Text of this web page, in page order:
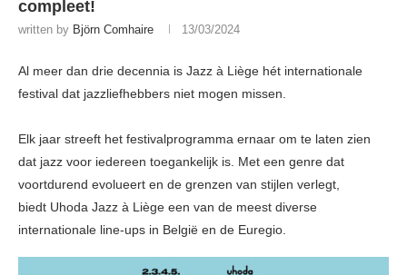
compleet!
written by Björn Comhaire 13/03/2024
Al meer dan drie decennia is Jazz à Liège hét internationale
festival dat jazzliefhebbers niet mogen missen.
Elk jaar streeft het festivalprogramma ernaar om te laten zien
dat jazz voor iedereen toegankelijk is. Met een genre dat
voortdurend evolueert en de grenzen van stijlen verlegt,
biedt Uhoda Jazz à Liège een van de meest diverse
internationale line-ups in België en de Euregio.